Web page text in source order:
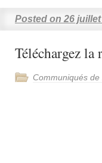
Posted on 26
Téléchargez la
Communiqués de